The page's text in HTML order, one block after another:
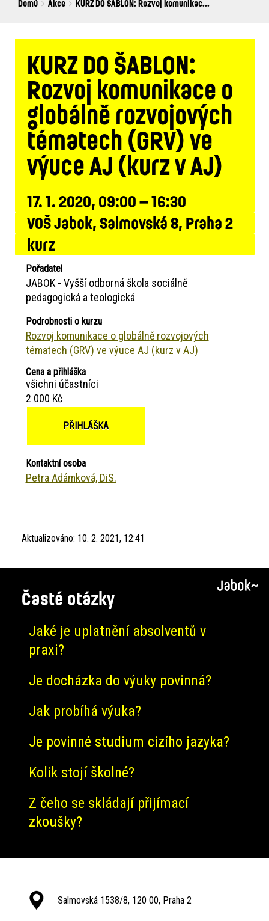
Breadcrumbs
You
Domů Akce KURZ DO ŠABLON: Rozvoj komunikac...
KURZ DO ŠABLON:
Rozvoj komunikace o
globálně rozvojových
tématech (GRV) ve
výuce AJ (kurz v AJ)
17. 1. 2020, 09:00 – 16:30
VOŠ Jabok, Salmovská 8, Praha 2
kurz
Pořadatel
JABOK - Vyšší odborná škola sociálně
pedagogická a teologická
Podrobnosti o kurzu
Rozvoj komunikace o globálně rozvojových
tématech (GRV) ve výuce AJ (kurz v AJ)
Cena a přihláška
všichni účastníci
2 000 Kč
PŘIHLÁŠKA
Kontaktní osoba
Petra Adámková, DiS.
Aktualizováno: 10. 2. 2021, 12:41
Časté otázky
Jaké je uplatnění absolventů v
praxi?
Je docházka do výuky povinná?
Jak probíhá výuka?
Je povinné studium cizího jazyka?
Kolik stojí školné?
Z čeho se skládají přijímací
zkoušky?
Salmovská 1538/8, 120 00, Praha 2